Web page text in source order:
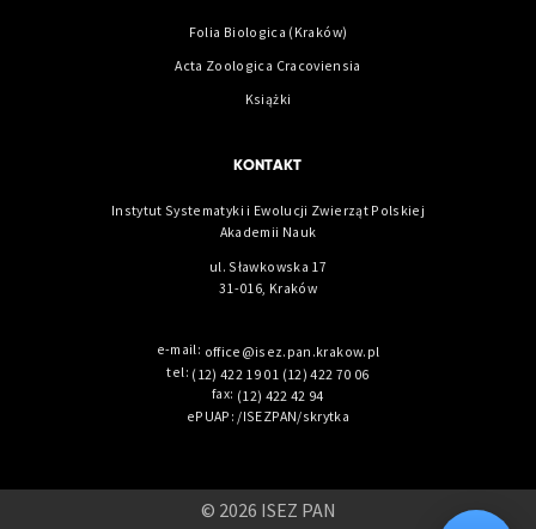
Folia Biologica (Kraków)
Acta Zoologica Cracoviensia
Książki
KONTAKT
Instytut Systematyki i Ewolucji Zwierząt Polskiej
Akademii Nauk
ul. Sławkowska 17
31-016, Kraków
e-mail: office@isez.pan.krakow.pl
tel: (12) 422 19 01 (12) 422 70 06
fax: (12) 422 42 94
ePUAP: /ISEZPAN/skrytka
© 2026 ISEZ PAN